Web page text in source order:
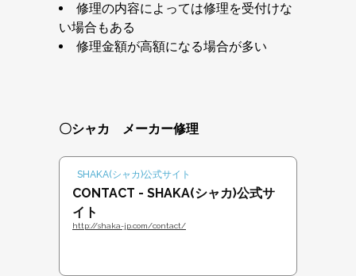
修理の内容によっては修理を受付けな
い場合もある
修理金額が高額になる場合が多い
〇シャカ メーカー修理
SHAKA(シャカ)公式サイト
CONTACT - SHAKA(シャカ)公式サ
イト
http://shaka-jp.com/contact/